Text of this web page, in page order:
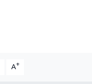
A+